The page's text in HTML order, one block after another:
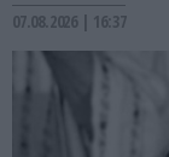
07.08.2026 | 16:37